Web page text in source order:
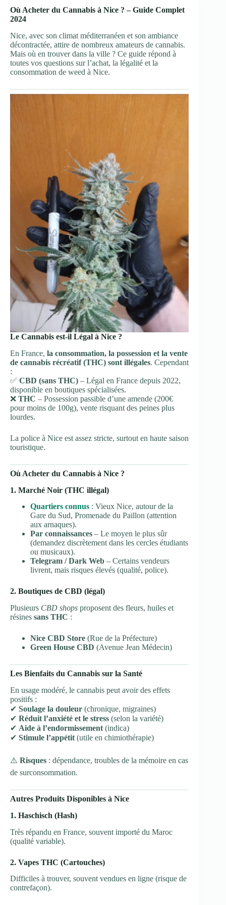
Où Acheter du Cannabis à Nice ? – Guide Complet
2024
Nice, avec son climat méditerranéen et son ambiance
décontractée, attire de nombreux amateurs de cannabis.
Mais où en trouver dans la ville ? Ce guide répond à
toutes vos questions sur l’achat, la légalité et la
consommation de weed à Nice.
Le Cannabis est-il Légal à Nice ?
En France, la consommation, la possession et la vente
de cannabis récréatif (THC) sont illégales. Cependant
:
✅ CBD (sans THC) – Légal en France depuis 2022,
disponible en boutiques spécialisées.
❌ THC – Possession passible d’une amende (200€
pour moins de 100g), vente risquant des peines plus
lourdes.
La police à Nice est assez stricte, surtout en haute saison
touristique.
Où Acheter du Cannabis à Nice ?
1. Marché Noir (THC illégal)
Quartiers connus : Vieux Nice, autour de la
Gare du Sud, Promenade du Paillon (attention
aux arnaques).
Par connaissances – Le moyen le plus sûr
(demandez discrètement dans les cercles étudiants
ou musicaux).
Telegram / Dark Web – Certains vendeurs
livrent, mais risques élevés (qualité, police).
2. Boutiques de CBD (légal)
Plusieurs CBD shops proposent des fleurs, huiles et
résines sans THC :
Nice CBD Store (Rue de la Préfecture)
Green House CBD (Avenue Jean Médecin)
Les Bienfaits du Cannabis sur la Santé
En usage modéré, le cannabis peut avoir des effets
positifs :
✔ Soulage la douleur (chronique, migraines)
✔ Réduit l’anxiété et le stress (selon la variété)
✔ Aide à l’endormissement (indica)
✔ Stimule l’appétit (utile en chimiothérapie)
⚠️ Risques : dépendance, troubles de la mémoire en cas
de surconsommation.
Autres Produits Disponibles à Nice
1. Haschisch (Hash)
Très répandu en France, souvent importé du Maroc
(qualité variable).
2. Vapes THC (Cartouches)
Difficiles à trouver, souvent vendues en ligne (risque de
contrefaçon).